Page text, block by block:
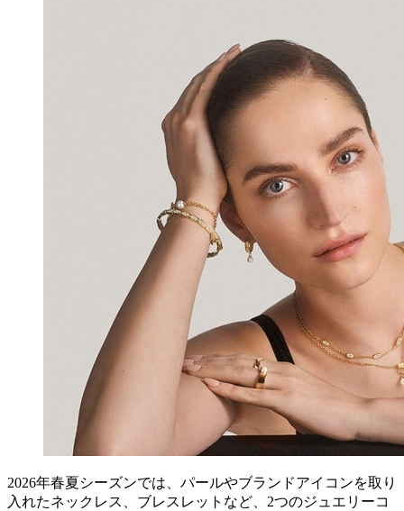
2026年春夏シーズンでは、パールやブランドアイコンを取り
入れたネックレス、ブレスレットなど、2つのジュエリーコ